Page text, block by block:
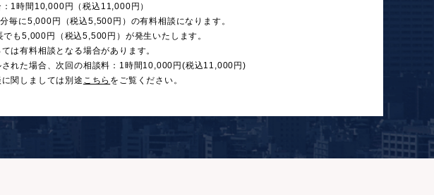
：1時間10,000円（税込11,000円）
毎に5,000円（税込5,500円）の有料相談になります。
でも5,000円（税込5,500円）が発生いたします。
は有料相談となる場合があります。
された場合、次回の相談料：1時間10,000円(税込11,000円)
に関しましては別途 こちら をご覧ください。